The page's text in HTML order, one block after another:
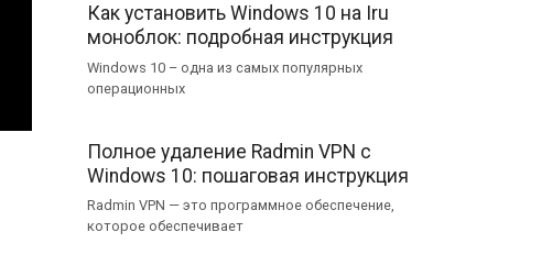
Как установить Windows 10 на Iru
моноблок: подробная инструкция
Windows 10 – одна из самых популярных
операционных
Полное удаление Radmin VPN с
Windows 10: пошаговая инструкция
Radmin VPN — это программное обеспечение,
которое обеспечивает